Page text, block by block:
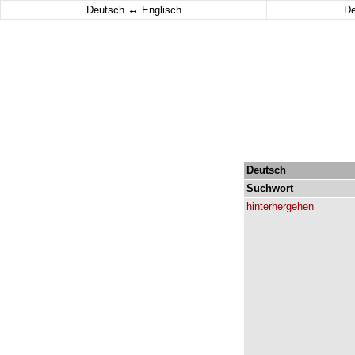
Deutsch ↔ Englisch
Deutsch
Suchwort
hinterhergehen